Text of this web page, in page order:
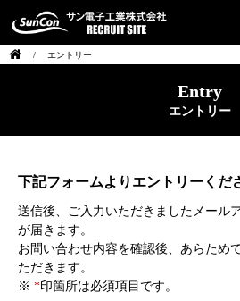
/ エントリー
Entry
エントリー
下記フォームよりエントリーくだ
送信後、ご入力いただきましたメール
が届きます。
お問い合わせ内容を確認後、あらため
ただきます。
*印箇所は必須項目です。